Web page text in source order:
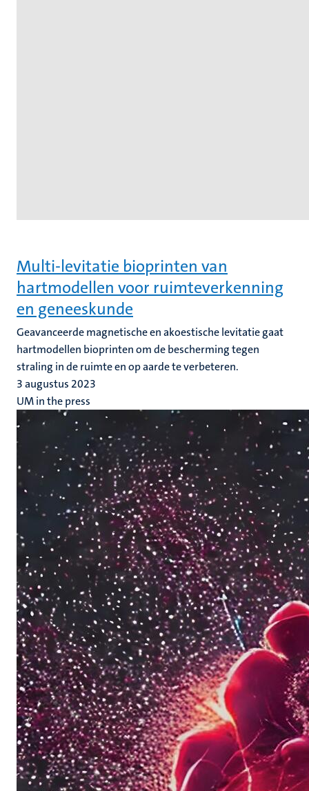
Multi-levitatie bioprinten van
hartmodellen voor ruimteverkenning
en geneeskunde
Geavanceerde magnetische en akoestische levitatie gaat
hartmodellen bioprinten om de bescherming tegen
straling in de ruimte en op aarde te verbeteren.
3 augustus 2023
UM in the press